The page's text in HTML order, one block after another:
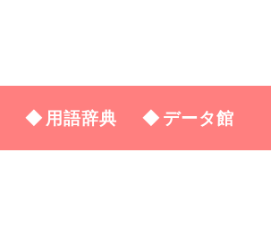
用語辞典 データ館